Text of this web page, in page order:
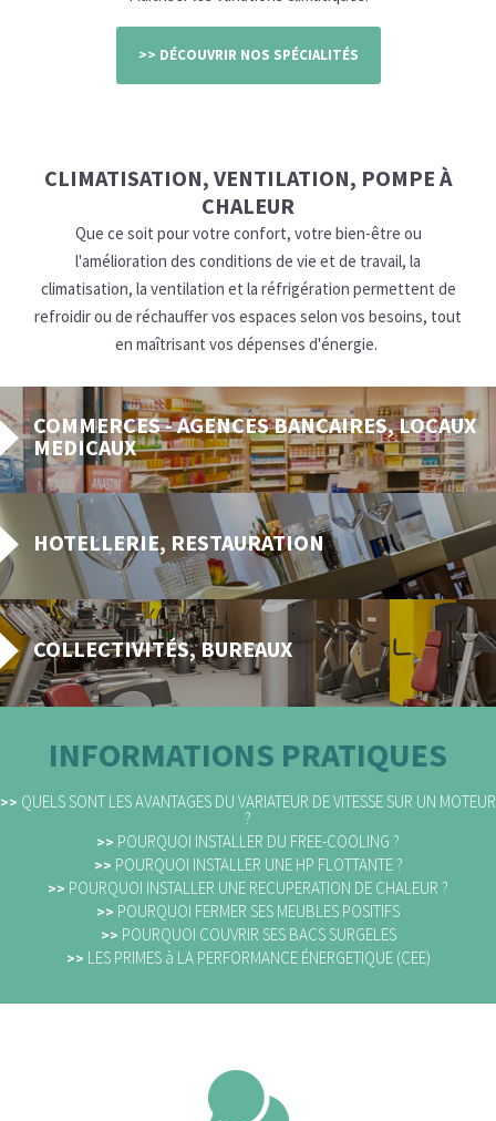
>> DÉCOUVRIR NOS SPÉCIALITÉS
CLIMATISATION, VENTILATION, POMPE À
CHALEUR
Que ce soit pour votre confort, votre bien-être ou
l'amélioration des conditions de vie et de travail, la
climatisation, la ventilation et la réfrigération permettent de
refroidir ou de réchauffer vos espaces selon vos besoins, tout
en maîtrisant vos dépenses d'énergie.
COMMERCES - AGENCES BANCAIRES, LOCAUX
MEDICAUX
HOTELLERIE, RESTAURATION
COLLECTIVITÉS, BUREAUX
INFORMATIONS PRATIQUES
>> QUELS SONT LES AVANTAGES DU VARIATEUR DE VITESSE SUR UN MOTEUR
?
>> POURQUOI INSTALLER DU FREE-COOLING ?
>> POURQUOI INSTALLER UNE HP FLOTTANTE ?
>> POURQUOI INSTALLER UNE RECUPERATION DE CHALEUR ?
>> POURQUOI FERMER SES MEUBLES POSITIFS
>> POURQUOI COUVRIR SES BACS SURGELES
>> LES PRIMES à LA PERFORMANCE ÉNERGETIQUE (CEE)